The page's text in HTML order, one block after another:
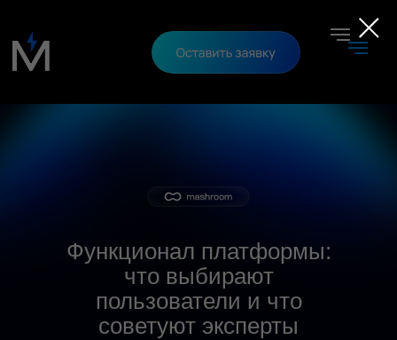
Функционал платформы:
что выбирают
пользователи и что
советуют эксперты